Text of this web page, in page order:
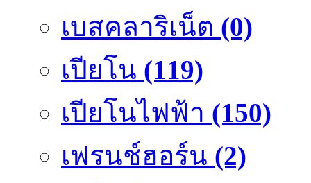
เบสคลาริเน็ต (0)
เปียโน (119)
เปียโนไฟฟ้า (150)
เฟรนช์ฮอร์น (2)